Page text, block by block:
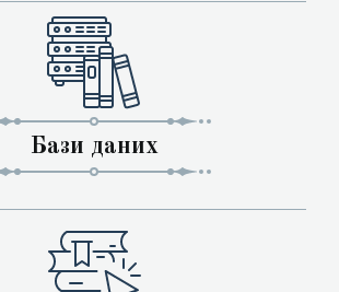
Бази даних